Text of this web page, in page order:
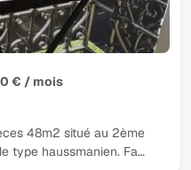
€ / mois
48m2 situé au 2ème
type haussmanien. Fa…